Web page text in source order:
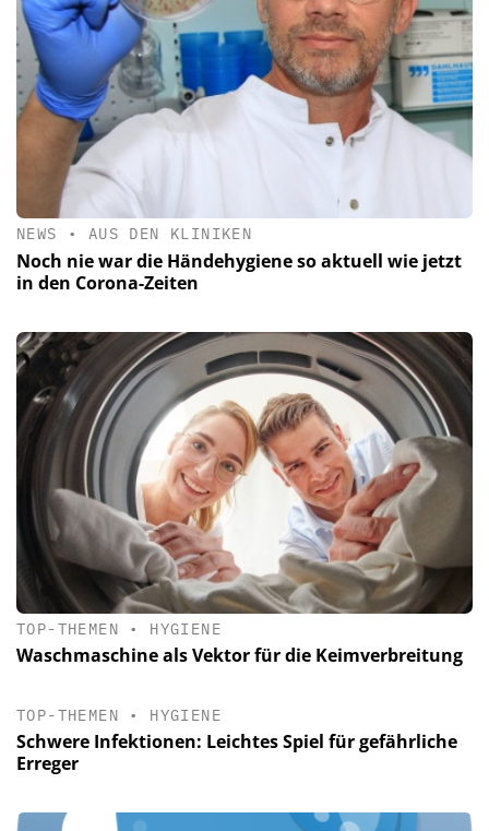
NEWS • AUS DEN KLINIKEN
Noch nie war die Händehygiene so aktuell wie jetzt
in den Corona-Zeiten
TOP-THEMEN • HYGIENE
Waschmaschine als Vektor für die Keimverbreitung
TOP-THEMEN • HYGIENE
Schwere Infektionen: Leichtes Spiel für gefährliche
Erreger